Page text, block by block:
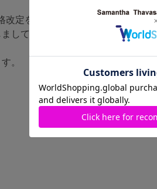
定をさせて頂きます。
して、旧価格の商品タグが混
。